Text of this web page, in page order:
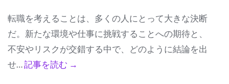
転職を考えることは、多くの人にとって大きな決断
だ。新たな環境や仕事に挑戦することへの期待と、
不安やリスクが交錯する中で、どのように結論を出
せ…記事を読む →